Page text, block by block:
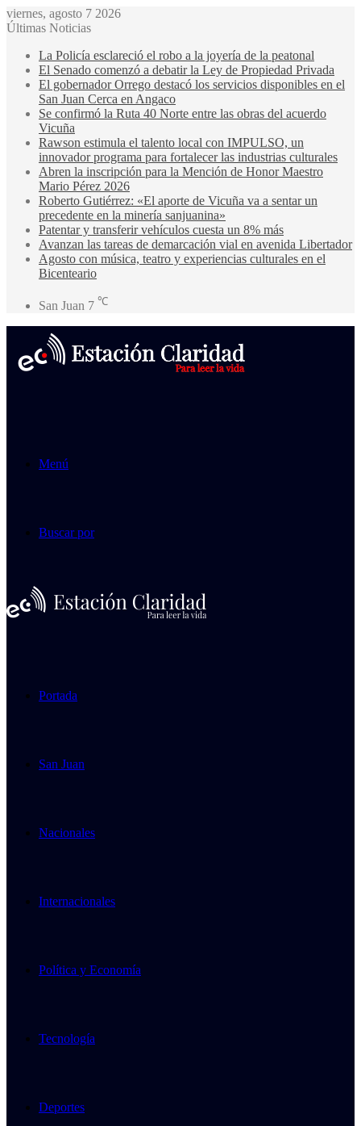
viernes, agosto 7 2026
Últimas Noticias
La Policía esclareció el robo a la joyería de la peatonal
El Senado comenzó a debatir la Ley de Propiedad Privada
El gobernador Orrego destacó los servicios disponibles en el
San Juan Cerca en Angaco
Se confirmó la Ruta 40 Norte entre las obras del acuerdo
Vicuña
Rawson estimula el talento local con IMPULSO, un
innovador programa para fortalecer las industrias culturales
Abren la inscripción para la Mención de Honor Maestro
Mario Pérez 2026
Roberto Gutiérrez: «El aporte de Vicuña va a sentar un
precedente en la minería sanjuanina»
Patentar y transferir vehículos cuesta un 8% más
Avanzan las tareas de demarcación vial en avenida Libertador
Agosto con música, teatro y experiencias culturales en el
Bicenteario
San Juan 7 ℃
Menú
Buscar por
Portada
San Juan
Nacionales
Internacionales
Política y Economía
Tecnología
Deportes